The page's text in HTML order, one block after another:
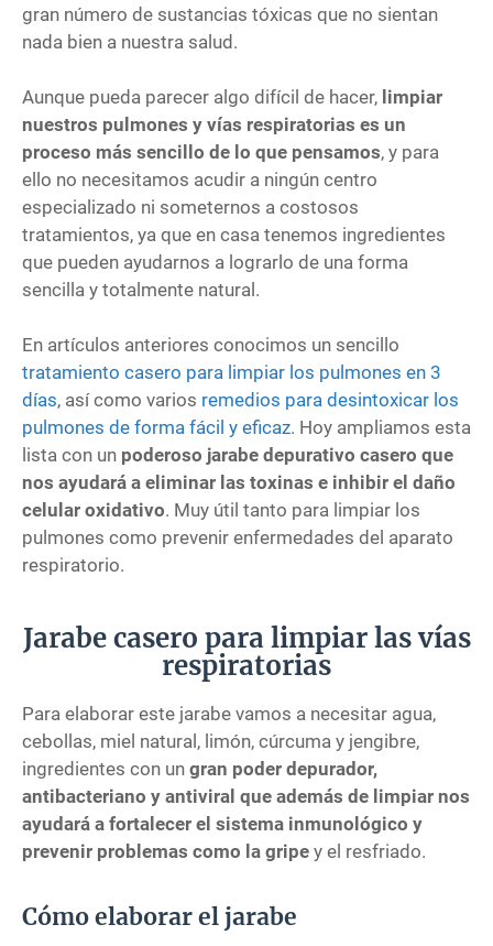
gran número de sustancias tóxicas que no sientan
nada bien a nuestra salud.
Aunque pueda parecer algo difícil de hacer, limpiar
nuestros pulmones y vías respiratorias es un
proceso más sencillo de lo que pensamos, y para
ello no necesitamos acudir a ningún centro
especializado ni someternos a costosos
tratamientos, ya que en casa tenemos ingredientes
que pueden ayudarnos a lograrlo de una forma
sencilla y totalmente natural.
En artículos anteriores conocimos un sencillo
tratamiento casero para limpiar los pulmones en 3
días, así como varios remedios para desintoxicar los
pulmones de forma fácil y eficaz. Hoy ampliamos esta
lista con un poderoso jarabe depurativo casero que
nos ayudará a eliminar las toxinas e inhibir el daño
celular oxidativo. Muy útil tanto para limpiar los
pulmones como prevenir enfermedades del aparato
respiratorio.
Jarabe casero para limpiar las vías
respiratorias
Para elaborar este jarabe vamos a necesitar agua,
cebollas, miel natural, limón, cúrcuma y jengibre,
ingredientes con un gran poder depurador,
antibacteriano y antiviral que además de limpiar nos
ayudará a fortalecer el sistema inmunológico y
prevenir problemas como la gripe y el resfriado.
Cómo elaborar el jarabe